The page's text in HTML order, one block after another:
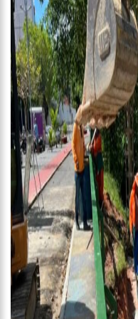
09:44 Netflix é
09:38 Vídeo: Homens
zona
20:59 Homem é
20:53 Saiba como fazer o
20:48 Polícia prende
de ônibus da
20:43 Miss Amazonas
14:28 Prefeitura divulga
nacional do
14:13 Prefeitura de
13:43 Amazonas zera fila
18:22 Brasileiros viralizam